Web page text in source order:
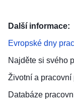
Další informace:
Evropské dny
Najděte si svého
Životní a pracovní
Databáze